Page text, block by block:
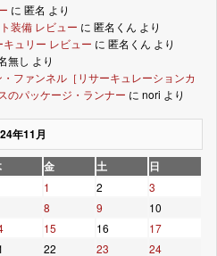
に 匿名 より
装備 レビュー に 匿名くん より
ュリー レビュー に 匿名くん より
無し より
ファンネル［リサーキュレーションカ
のパッケージ・ランナー に nori より
年11月
金 土 日
1 2
3
8 9
10
15 16
17
22 23
24